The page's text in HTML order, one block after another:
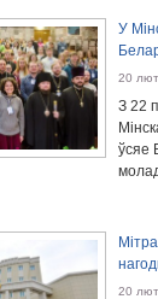
У
20
З 22
ўсяе
20